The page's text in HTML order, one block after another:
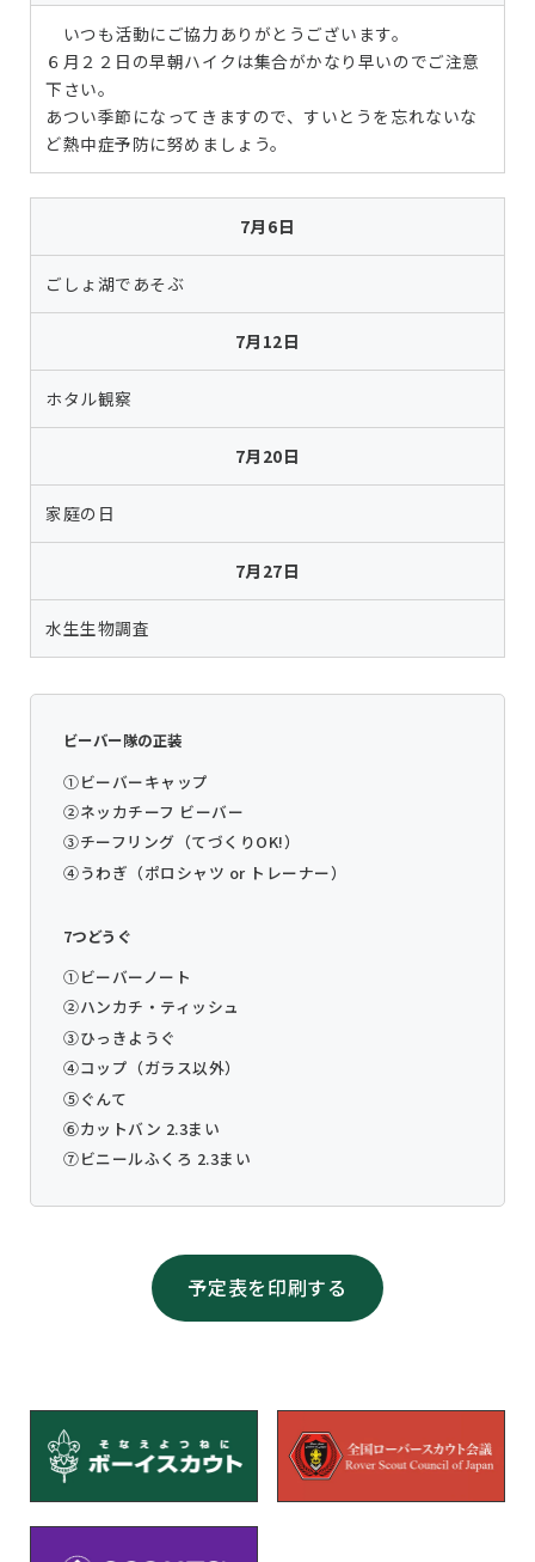
いつも活動にご協力ありがとうございます。
６月２２日の早朝ハイクは集合がかなり早いのでご注意
下さい。
あつい季節になってきますので、すいとうを忘れないな
ど熱中症予防に努めましょう。
7月6日
ごしょ湖であそぶ
7月12日
ホタル観察
7月20日
家庭の日
7月27日
水生生物調査
ビーバー隊の正装
①ビーバーキャップ
②ネッカチーフ ビーバー
③チーフリング（てづくりOK!）
④うわぎ（ポロシャツ or トレーナー）
7つどうぐ
①ビーバーノート
②ハンカチ・ティッシュ
③ひっきようぐ
④コップ（ガラス以外）
⑤ぐんて
⑥カットバン 2.3まい
⑦ビニールふくろ 2.3まい
予定表を印刷する